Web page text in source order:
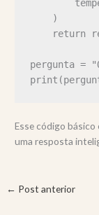
pergunta =
Esse código básico
uma resposta
← Post anterior